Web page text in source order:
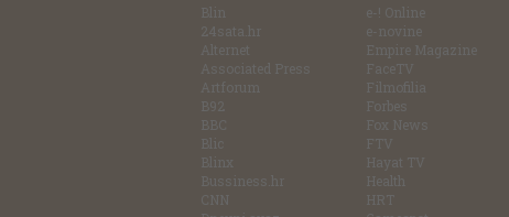
Blin
24sata.hr
Alternet
Associated Press
Artforum
B92
BBC
Blic
Blinx
Bussiness.hr
CNN
e-! Online
e-novine
Empire Magazine
FaceTV
Filmofilia
Forbes
Fox News
FTV
Hayat TV
Health
HRT